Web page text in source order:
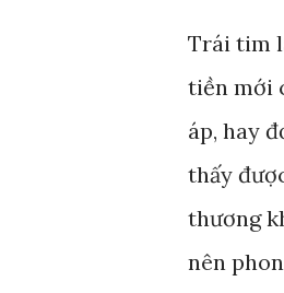
Trái tim
tiền mới
áp, hay
thấy
thương
nên